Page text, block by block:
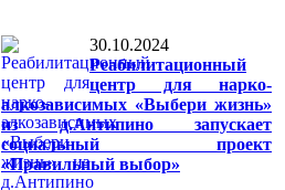
30.10.2024
Реабилитационный
центр для нарко-
алкозависимых «Выбери жизнь»
из д.Антипино запускает
социальный проект
«Правильный выбор»